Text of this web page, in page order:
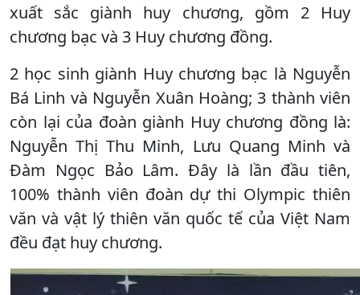
xuất sắc giành huy chương, gồm 2 Huy
chương bạc và 3 Huy chương đồng.
2 học sinh giành Huy chương bạc là Nguyễn
Bá Linh và Nguyễn Xuân Hoàng; 3 thành viên
còn lại của đoàn giành Huy chương đồng là:
Nguyễn Thị Thu Minh, Lưu Quang Minh và
Đàm Ngọc Bảo Lâm. Đây là lần đầu tiên,
100% thành viên đoàn dự thi Olympic thiên
văn và vật lý thiên văn quốc tế của Việt Nam
đều đạt huy chương.